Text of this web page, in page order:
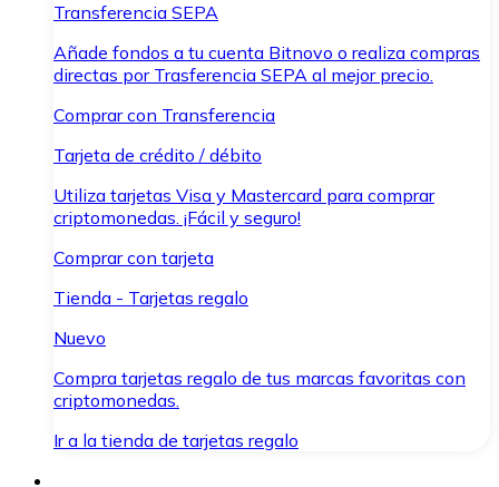
Transferencia SEPA
Añade fondos a tu cuenta Bitnovo o realiza compras
directas por Trasferencia SEPA al mejor precio.
Comprar con Transferencia
Tarjeta de crédito / débito
Utiliza tarjetas Visa y Mastercard para comprar
criptomonedas. ¡Fácil y seguro!
Comprar con tarjeta
Tienda - Tarjetas regalo
Nuevo
Compra tarjetas regalo de tus marcas favoritas con
criptomonedas.
Ir a la tienda de tarjetas regalo